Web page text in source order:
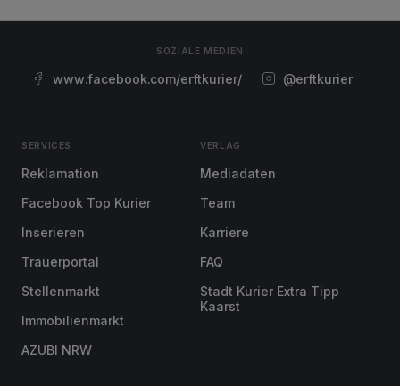
SOZIALE MEDIEN
www.facebook.com/erftkurier/ @erftkurier
SERVICES
Reklamation
Facebook Top Kurier
Inserieren
Trauerportal
Stellenmarkt
Immobilienmarkt
AZUBI NRW
VERLAG
Mediadaten
Team
Karriere
FAQ
Stadt Kurier Extra Tipp
Kaarst